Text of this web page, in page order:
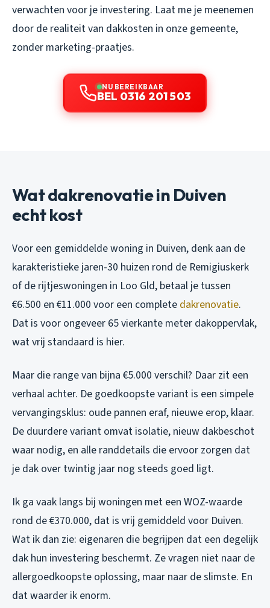
verwachten voor je investering. Laat me je meenemen
door de realiteit van dakkosten in onze gemeente,
zonder marketing-praatjes.
NU BEREIKBAAR
BEL 0316 201 503
Wat dakrenovatie in Duiven
echt kost
Voor een gemiddelde woning in Duiven, denk aan de
karakteristieke jaren-30 huizen rond de Remigiuskerk
of de rijtjeswoningen in Loo Gld, betaal je tussen
€6.500 en €11.000 voor een complete dakrenovatie.
Dat is voor ongeveer 65 vierkante meter dakoppervlak,
wat vrij standaard is hier.
Maar die range van bijna €5.000 verschil? Daar zit een
verhaal achter. De goedkoopste variant is een simpele
vervangingsklus: oude pannen eraf, nieuwe erop, klaar.
De duurdere variant omvat isolatie, nieuw dakbeschot
waar nodig, en alle randdetails die ervoor zorgen dat
je dak over twintig jaar nog steeds goed ligt.
Ik ga vaak langs bij woningen met een WOZ-waarde
rond de €370.000, dat is vrij gemiddeld voor Duiven.
Wat ik dan zie: eigenaren die begrijpen dat een degelijk
dak hun investering beschermt. Ze vragen niet naar de
allergoedkoopste oplossing, maar naar de slimste. En
dat waarder ik enorm.